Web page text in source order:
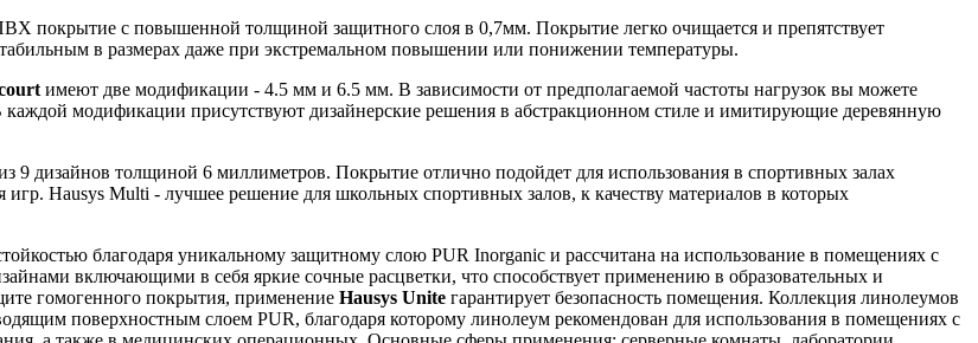
покрытие с повышенной толщиной защитного слоя в 0,7мм. Покрытие легко очищается и препятствует
в размерах даже при экстремальном повышении или понижении температуры.
имеют две модификации - 4.5 мм и 6.5 мм. В зависимости от предполагаемой частоты нагрузок вы можете
модификации присутствуют дизайнерские решения в абстракционном стиле и имитирующие деревянную
9 дизайнов толщиной 6 миллиметров. Покрытие отлично подойдет для использования в спортивных залах
Hausys Multi - лучшее решение для школьных спортивных залов, к качеству материалов в которых
благодаря уникальному защитному слою PUR Inorganic и рассчитана на использование в помещениях с
включающими в себя яркие сочные расцветки, что способствует применению в образовательных и
гомогенного покрытия, применение Hausys Unite гарантирует безопасность помещения. Коллекция линолеумов
поверхностным слоем PUR, благодаря которому линолеум рекомендован для использования в помещениях с